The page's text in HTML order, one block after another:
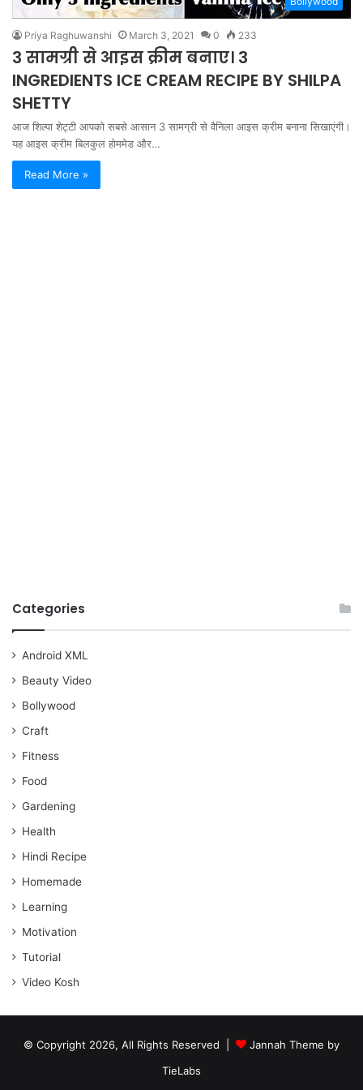
Priya Raghuwanshi March 3, 2021 0 233
3 सामग्री से आइस क्रीम बनाए। 3
INGREDIENTS ICE CREAM RECIPE BY SHILPA
SHETTY
आज शिल्पा शेट्टी आपको सबसे आसान 3 सामग्री से वैनिला आइस क्रीम बनाना सिखाएंगी।
यह आइस क्रीम बिलकुल होममेड और…
Read More »
Categories
Android XML
Beauty Video
Bollywood
Craft
Fitness
Food
Gardening
Health
Hindi Recipe
Homemade
Learning
Motivation
Tutorial
Video Kosh
© Copyright 2026, All Rights Reserved |
Jannah Theme by
TieLabs